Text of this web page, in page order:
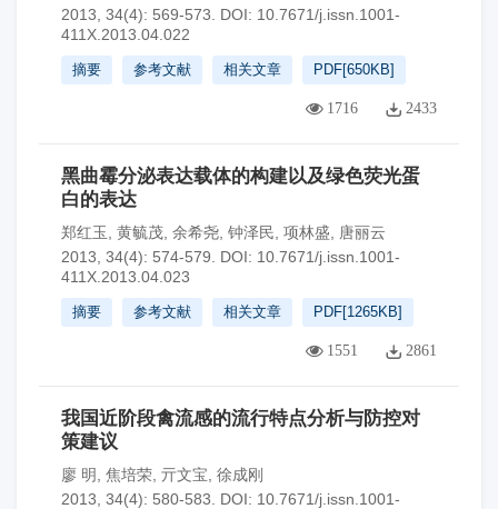
2013, 34(4): 569-573.
DOI: 10.7671/j.issn.1001-
411X.2013.04.022
摘要 参考文献 相关文章 PDF[650KB]
1716 2433
黑曲霉分泌表达载体的构建以及绿色荧光蛋
白的表达
郑红玉 黄毓茂 余希尧 钟泽民 项林盛
唐丽云
2013, 34(4): 574-579.
DOI: 10.7671/j.issn.1001-
411X.2013.04.023
摘要 参考文献 相关文章 PDF[1265KB]
1551 2861
我国近阶段禽流感的流行特点分析与防控对
策建议
廖 明 焦培荣 亓文宝 徐成刚
2013, 34(4): 580-583.
DOI: 10.7671/j.issn.1001-